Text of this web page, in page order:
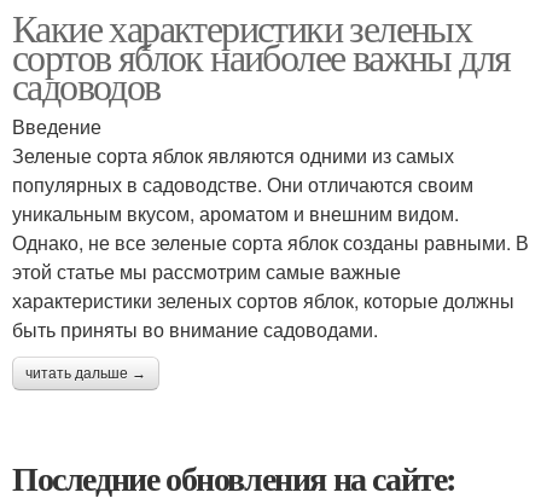
Какие характеристики зеленых
сортов яблок наиболее важны для
садоводов
Введение
Зеленые сорта яблок являются одними из самых
популярных в садоводстве. Они отличаются своим
уникальным вкусом, ароматом и внешним видом.
Однако, не все зеленые сорта яблок созданы равными. В
этой статье мы рассмотрим самые важные
характеристики зеленых сортов яблок, которые должны
быть приняты во внимание садоводами.
читать дальше →
Последние обновления на сайте: